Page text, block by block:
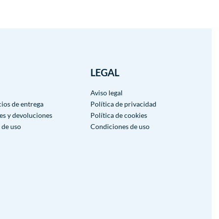
de entrega
y devoluciones
uso
LEGAL
Aviso legal
Política de privacidad
Política de cookies
Condiciones de uso